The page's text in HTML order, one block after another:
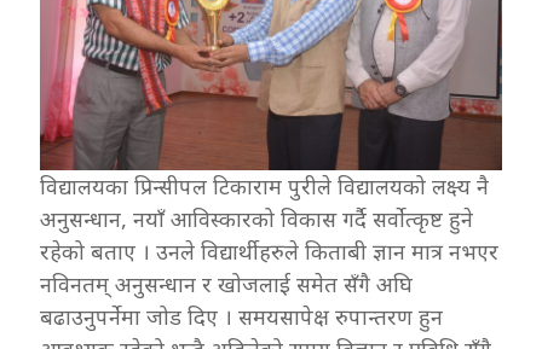
विद्यालयका प्रिन्सीपल टिकाराम पुरीले विद्यालयको लक्ष्य नै
अनुसन्धान, नयाँ आविस्कारको विकास गर्दै सर्वोत्कृष्ट हुने
रहेको बताए । उनले विद्यार्थीहरुले किताबी ज्ञान मात्र नभएर
नविनतम् अनुसन्धान र खोजलाई समेत सँगै अघि
बढाउनुपर्नेमा जोड दिए । समयसापेक्ष रुपान्तरण हुन